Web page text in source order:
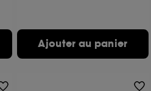
Ajouter au panier